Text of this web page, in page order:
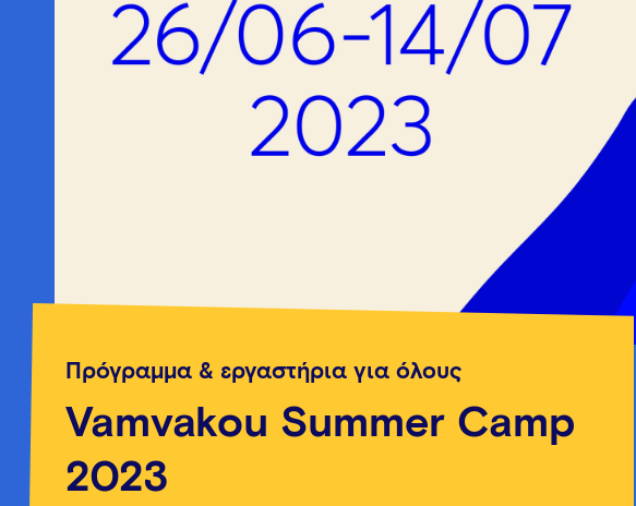
Πρόγραμμα & εργαστήρια για όλους
Vamvakou Summer Camp
2023